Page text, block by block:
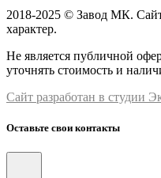
2018-2025 © Завод МК.
характер.
Не является публичной
уточнять стоимость и
Сайт разработан в студии
Оставьте свои контакты